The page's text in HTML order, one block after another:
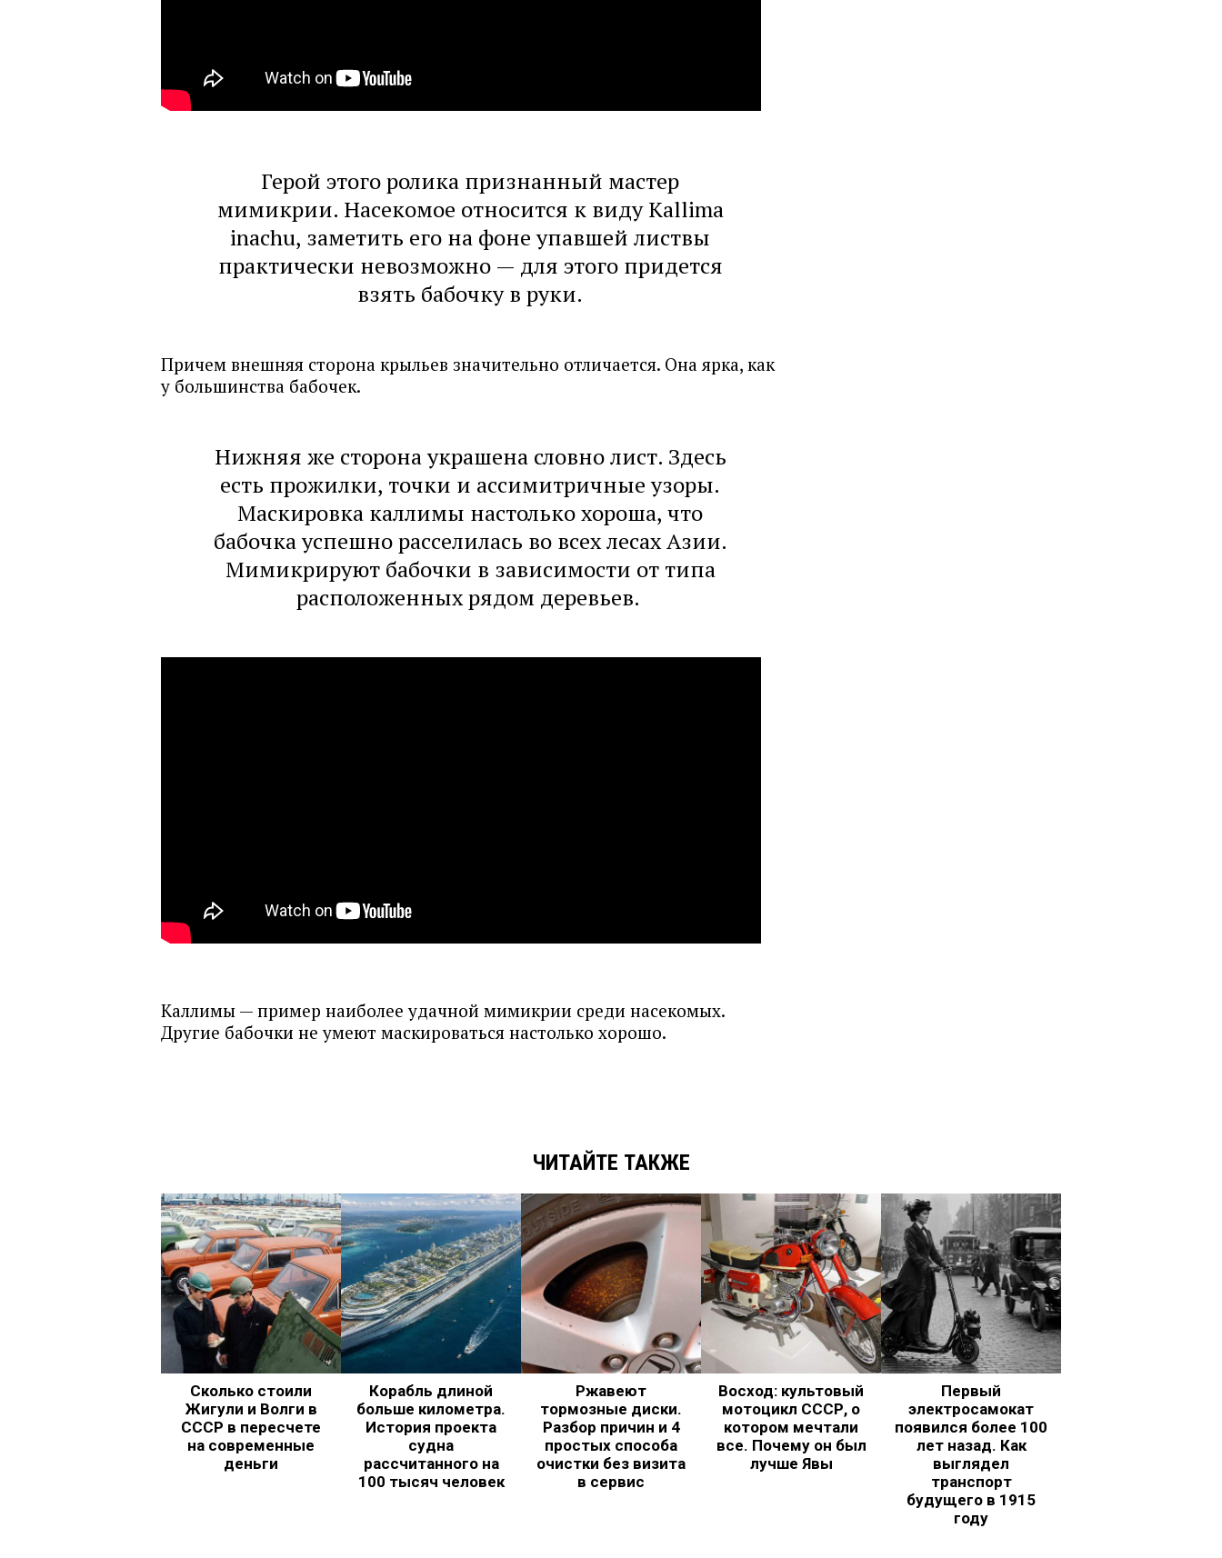
Герой этого ролика признанный мастер
мимикрии. Насекомое относится к виду Kallima
inachu, заметить его на фоне упавшей листвы
практически невозможно — для этого придется
взять бабочку в руки.
Причем внешняя сторона крыльев значительно отличается. Она ярка, как
у большинства бабочек.
Нижняя же сторона украшена словно лист. Здесь
есть прожилки, точки и ассимитричные узоры.
Маскировка каллимы настолько хороша, что
бабочка успешно расселилась во всех лесах Азии.
Мимикрируют бабочки в зависимости от типа
расположенных рядом деревьев.
Каллимы — пример наиболее удачной мимикрии среди насекомых.
Другие бабочки не умеют маскироваться настолько хорошо.
ЧИТАЙТЕ ТАКЖЕ
Сколько стоили
Жигули и Волги в
СССР в пересчете
на современные
деньги
Корабль длиной
больше километра.
История проекта
судна
рассчитанного на
100 тысяч человек
Ржавеют
тормозные диски.
Разбор причин и 4
простых способа
очистки без визита
в сервис
Восход: культовый
мотоцикл СССР, о
котором мечтали
все. Почему он был
лучше Явы
Первый
электросамокат
появился более 100
лет назад. Как
выглядел
транспорт
будущего в 1915
году